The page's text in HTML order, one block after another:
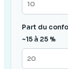
Part du
~15 à 25 %